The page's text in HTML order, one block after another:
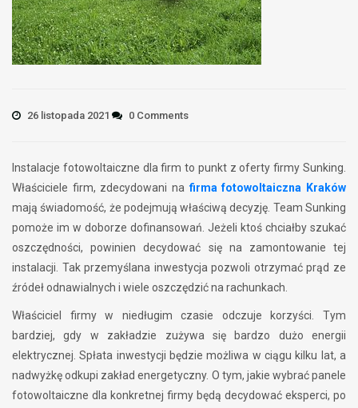
26 listopada 2021 0 Comments
Instalacje fotowoltaiczne dla firm to punkt z oferty firmy Sunking.
Właściciele firm, zdecydowani nafirma fotowoltaiczna Kraków
mają świadomość, że podejmują właściwą decyzję. Team Sunking
pomoże im w doborze dofinansowań. Jeżeli ktoś chciałby szukać
oszczędności, powinien decydować się na zamontowanie tej
instalacji. Tak przemyślana inwestycja pozwoli otrzymać prąd ze
źródeł odnawialnych i wiele oszczędzić na rachunkach.
Właściciel firmy w niedługim czasie odczuje korzyści. Tym
bardziej, gdy w zakładzie zużywa się bardzo dużo energii
elektrycznej. Spłata inwestycji będzie możliwa w ciągu kilku lat, a
nadwyżkę odkupi zakład energetyczny. O tym, jakie wybrać panele
fotowoltaiczne dla konkretnej firmy będą decydować eksperci, po